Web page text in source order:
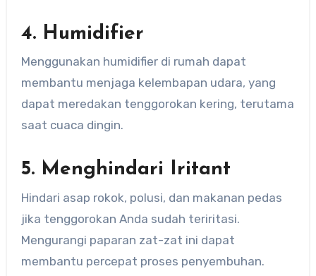
4. Humidifier
Menggunakan humidifier di rumah dapat
membantu menjaga kelembapan udara, yang
dapat meredakan tenggorokan kering, terutama
saat cuaca dingin.
5. Menghindari Iritant
Hindari asap rokok, polusi, dan makanan pedas
jika tenggorokan Anda sudah teriritasi.
Mengurangi paparan zat-zat ini dapat
membantu percepat proses penyembuhan.